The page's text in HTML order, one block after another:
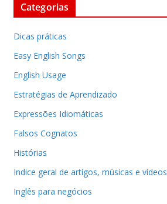
Categorias
Dicas práticas
Easy English Songs
English Usage
Estratégias de Aprendizado
Expressões Idiomáticas
Falsos Cognatos
Histórias
Indice geral de artigos, músicas e vídeos
Inglês para negócios